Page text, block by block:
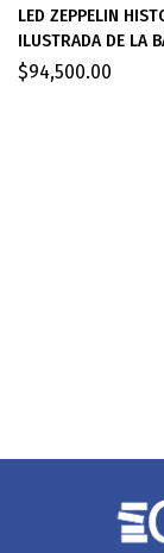
LED ZEPPELIN HISTORIA
ILUSTRADA DE LA
$94,500.00